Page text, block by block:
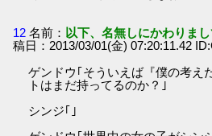
12 名前： 以下、名無しにかわりま
稿日：2013/03/01(金) 07:20:11.42
ゲンドウ｢そういえば『僕の考え
トはまだ持ってるのか？｣
シンジ｢｣